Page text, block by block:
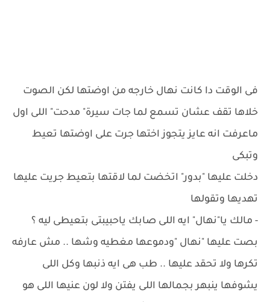
فى الوقت دا كانت نهال خارجه من اوضتها لكن الصوت
خلاها تقف عشان تسمع لما جات سيرة" مدحت" اللى اول
ماعرفت انه عايز يتجوز اختها جرت على اوضتها تعيط
وتبكى
دخلت عليها "بدور" اتخضت لما لاقتها بتعيط جريت عليها
تهديها وتقولها
- مالك يا"نهال" ايه اللى صابك ياحبيبتى بتعيطى ليه ؟
بصت عليها "نهال "ودموعها مغطيه وشها .. مش عارفه
تكرها ولا تحقد عليها .. طب هى ايه ذنبها وكل اللى
يشوفها ينبهر بجمالها اللى يفتن ولا لون عنيها اللى هو